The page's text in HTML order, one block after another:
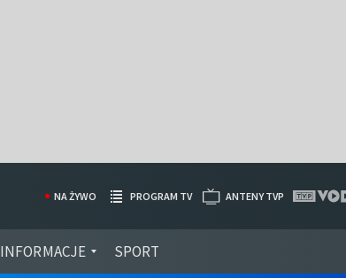
INFORMACJE SPORT
NA ŻYWO PROGRAM TV ANTENY TVP